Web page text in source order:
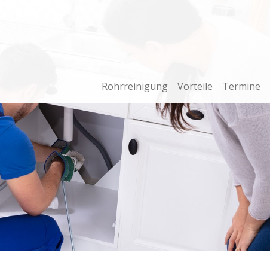
Rohrreinigung Vorteile Termine